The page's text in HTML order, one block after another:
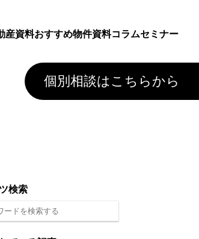
産資料おすすめ物件資料コラムセミナー
個別相談はこちらから
検索